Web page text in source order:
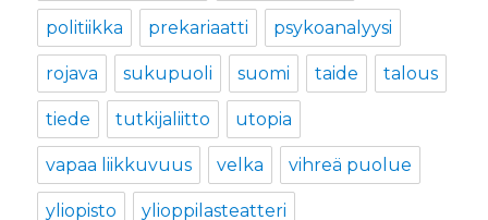
politiikka prekariaatti psykoanalyysi
rojava sukupuoli suomi taide talous
tiede tutkijaliitto utopia
vapaa liikkuvuus velka vihreä puolue
yliopisto ylioppilasteatteri